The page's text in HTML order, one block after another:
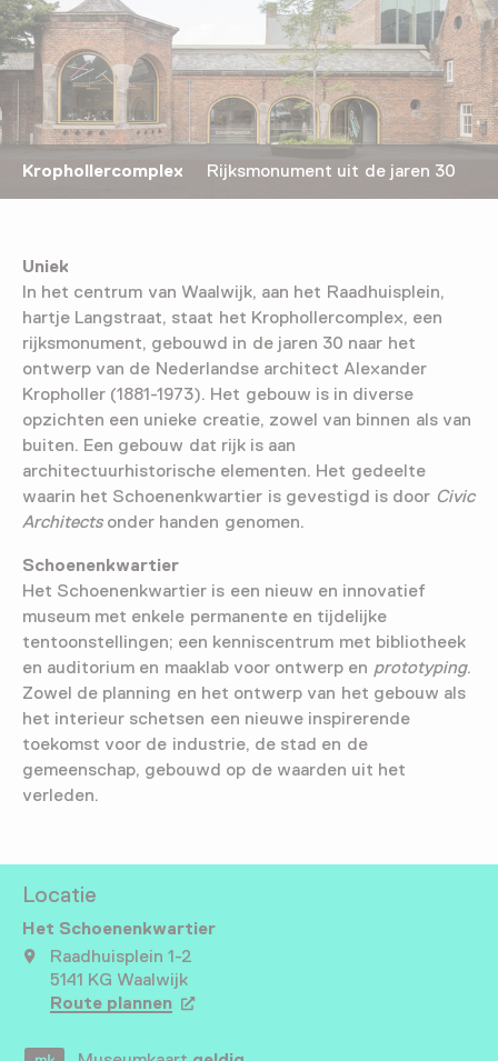
Krophollercomplex Rijksmonument uit de jaren 30
Uniek
In het centrum van Waalwijk, aan het Raadhuisplein,
hartje Langstraat, staat het Krophollercomplex, een
rijksmonument, gebouwd in de jaren 30 naar het
ontwerp van de Nederlandse architect Alexander
Kropholler (1881-1973). Het gebouw is in diverse
opzichten een unieke creatie, zowel van binnen als van
buiten. Een gebouw dat rijk is aan
architectuurhistorische elementen. Het gedeelte
waarin het Schoenenkwartier is gevestigd is door Civic
Architectsonder handen genomen.
Schoenenkwartier
Het Schoenenkwartier is een nieuw en innovatief
museum met enkele permanente en tijdelijke
tentoonstellingen; een kenniscentrum met bibliotheek
en auditorium en maaklab voor ontwerp en prototyping.
Zowel de planning en het ontwerp van het gebouw als
het interieur schetsen een nieuwe inspirerende
toekomst voor de industrie, de stad en de
gemeenschap, gebouwd op de waarden uit het
verleden.
Locatie
Het Schoenenkwartier
Raadhuisplein 1-2
5141 KG Waalwijk
Route plannen Opent in een nieuw tabblad